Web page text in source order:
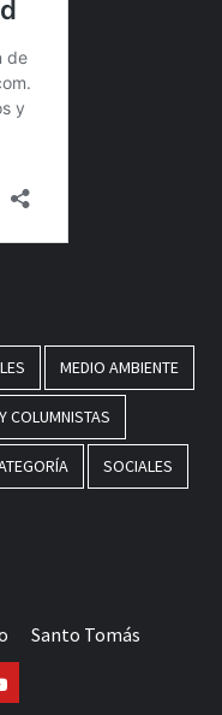
MEDIO AMBIENTE
COLUMNISTAS
SOCIALES
Santo Tomás